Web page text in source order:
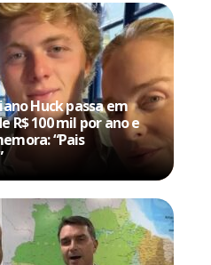
Huck passa em
R$ 100 mil por ano e
“Pais